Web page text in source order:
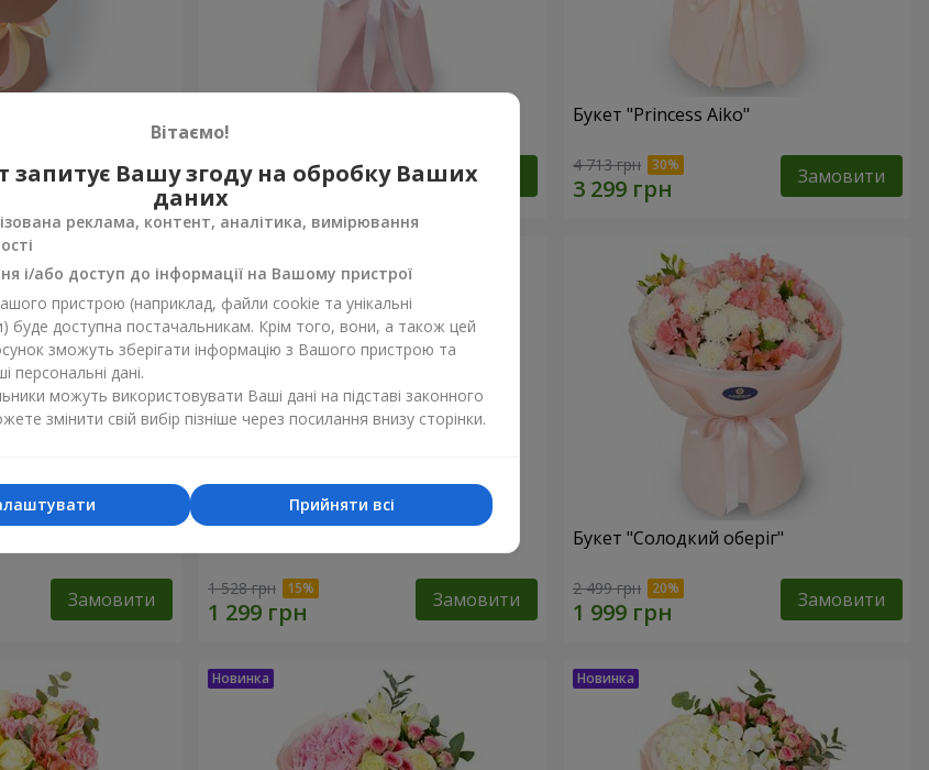
Замовити 1 510 грн Замовити
Букет "Princess Aiko"
4 713 грн Замовити
Замовити 1 528 грн Замовити
Букет "Солодкий оберіг"
2 499 грн Замовити
Вітаємо!
запитує Вашу згоду на обробку Ваших
даних
реклама, контент, аналітика, вимірювання
і/або доступ до інформації на Вашому пристрої
пристрою (наприклад, файли cookie та унікальні
буде доступна постачальникам. Крім того, вони, а також цей
зможуть зберігати інформацію з Вашого пристрою та
персональні дані.
можуть використовувати Ваші дані на підставі законного
змінити свій вибір пізніше через посилання внизу сторінки.
Прийняти всі